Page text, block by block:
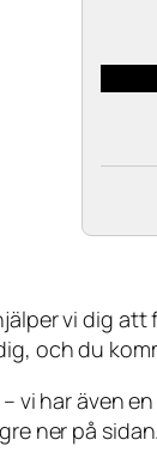
vi dig
och du
vi har även
ner på sidan.